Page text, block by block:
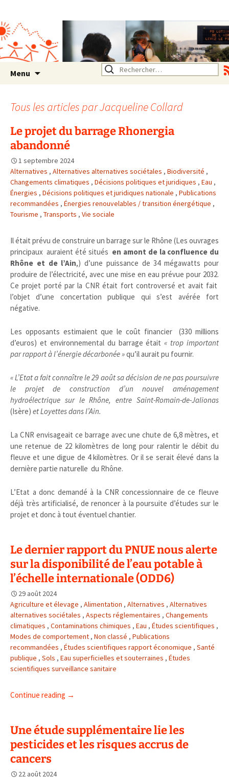
Rhône Alpes
Un environnement sain pour
la santé de tous
Menu Rechercher :
Tous les articles parJacqueline Collard
Le projet du barrage Rhonergia
abandonné
1 septembre 2024
Alternatives , Alternatives alternatives sociétales , Biodiversité ,
Changements climatiques , Décisions politiques et juridiques , Eau ,
Énergies , Décisions politiques et juridiques nationale , Publications
recommandées , Énergies renouvelables / transition énergétique ,
Tourisme , Transports , Vie sociale
Il était prévu de construire un barrage sur le Rhône (Les ouvrages
principaux auraient été situés en amont de la confluence du
Rhône et de l’Ain,) d’une puissance de 34 mégawatts pour
produire de l’électricité, avec une mise en eau prévue pour 2032.
Ce projet porté par la CNR était fort controversé et avait fait
l’objet d’une concertation publique qui s’est avérée fort
négative.
Les opposants estimaient que le coût financier (330 millions
d’euros) et environnemental du barrage était« trop important
par rapport à l’énergie décarbonée »qu’il aurait pu fournir.
« L’Etat a fait connaître le 29 août sa décision de ne pas poursuivre
le projet de construction d’un nouvel aménagement
hydroélectrique sur le Rhône, entre Saint-Romain-de-Jalionas
(Isère) et Loyettes dans l’Ain.
La CNR envisageait ce barrage avec une chute de 6,8 mètres, et
une retenue de 22 kilomètres de long pour ralentir le débit du
fleuve et une digue de 4 kilomètres. Or il se serait élevé dans la
dernière partie naturelle du Rhône.
L’Etat a donc demandé à la CNR concessionnaire de ce fleuve
déjà très artificialisé, de renoncer à la poursuite d’études sur le
projet et donc à tout éventuel chantier.
Le dernier rapport du PNUE nous alerte
sur la disponibilité de l’eau potable à
l’échelle internationale (ODD6)
29 août 2024
Agriculture et élevage , Alimentation , Alternatives , Alternatives
alternatives sociétales , Aspects réglementaires , Changements
climatiques , Contaminations chimiques , Eau , Études scientifiques ,
Modes de comportement , Non classé , Publications
recommandées , Études scientifiques rapport économique , Santé
publique , Sols , Eau superficielles et souterraines , Études
scientifiques surveillance sanitaire
Continue reading →
Une étude supplémentaire lie les
pesticides et les risques accrus de
cancers
22 août 2024